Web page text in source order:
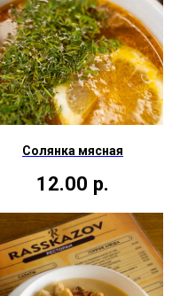
Солянка мясная
12.00 р.